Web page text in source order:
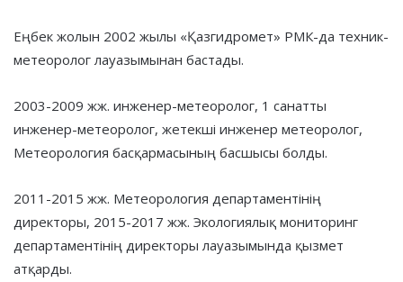
Еңбек жолын 2002 жылы «Қазгидромет» РМК-да техник-
метеоролог лауазымынан бастады.
2003-2009 жж. инженер-метеоролог, 1 санатты
инженер-метеоролог, жетекші инженер метеоролог,
Метеорология басқармасының басшысы болды.
2011-2015 жж. Метеорология департаментінің
директоры, 2015-2017 жж. Экологиялық мониторинг
департаментінің директоры лауазымында қызмет
атқарды.